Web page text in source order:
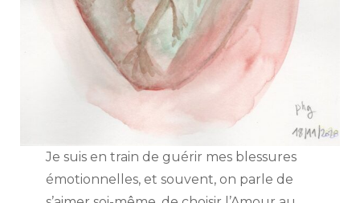
Je suis en train de guérir mes blessures
émotionnelles, et souvent, on parle de